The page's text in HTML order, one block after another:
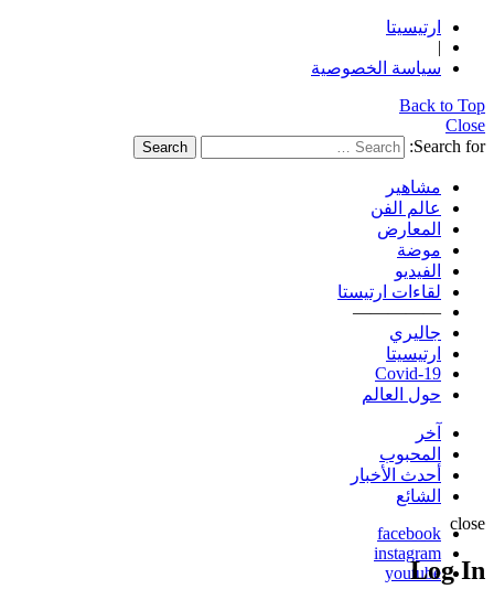
ارتيسيتا
|
سياسة الخصوصية
Back to Top
Close
Search for:
Search
مشاهير
عالم الفن
المعارض
موضة
الفيديو
لقاءات ارتيستا
—————
جاليري
ارتيسيتا
Covid-19
حول العالم
آخر
المحبوب
أحدث الأخبار
الشائع
facebook
instagram
youtube
close
Log In